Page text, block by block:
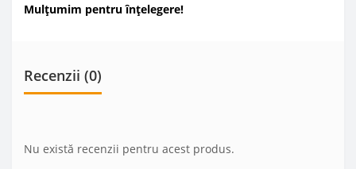
Mulțumim pentru înțelegere!
Recenzii (0)
Nu există recenzii pentru acest produs.